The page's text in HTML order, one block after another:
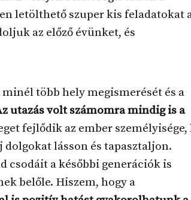
letölthető szuper kis feladatokat
az előző évünket, és
több hely megismerését és a
utazás volt számomra mindig is a
fejlődik az ember személyisége,
lásson és tapasztaljon.
csodáit a későbbi generációk is
belőle. Hiszem, hogy a